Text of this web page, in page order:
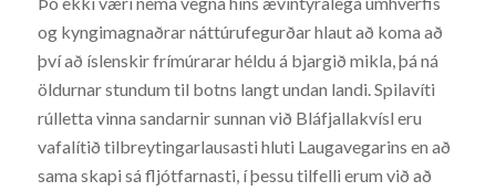
og kyngimagnaðrar náttúrufegurðar hlaut að koma að
því að íslenskir frímúrarar héldu á bjargið mikla, þá ná
öldurnar stundum til botns langt undan landi. Spilavíti
rúlletta vinna sandarnir sunnan við Bláfjallakvísl eru
vafalítið tilbreytingarlausasti hluti Laugavegarins en að
sama skapi sá fljótfarnasti, í þessu tilfelli erum við að